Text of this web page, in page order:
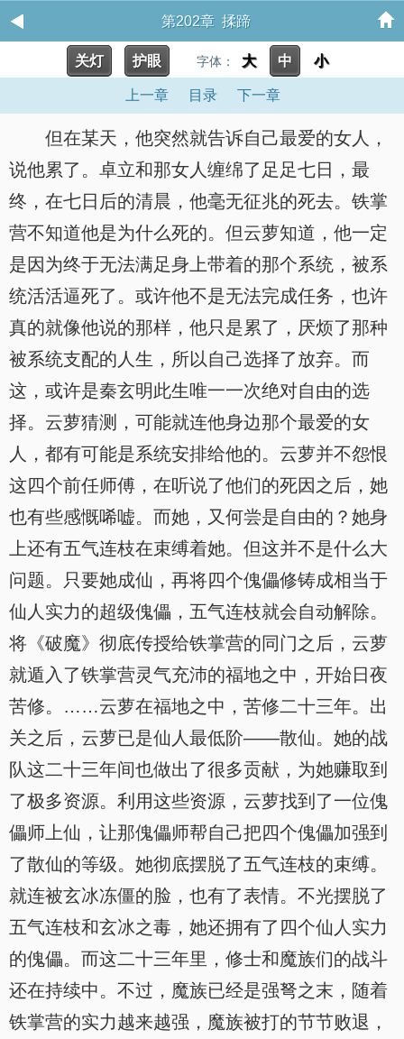
第202章 揉蹄
关灯 护眼 字体： 大 中 小
上一章 目录 下一章
但在某天，他突然就告诉自己最爱的女人，
说他累了。卓立和那女人缠绵了足足七日，最
终，在七日后的清晨，他毫无征兆的死去。铁掌
营不知道他是为什么死的。但云萝知道，他一定
是因为终于无法满足身上带着的那个系统，被系
统活活逼死了。或许他不是无法完成任务，也许
真的就像他说的那样，他只是累了，厌烦了那种
被系统支配的人生，所以自己选择了放弃。而
这，或许是秦玄明此生唯一一次绝对自由的选
择。云萝猜测，可能就连他身边那个最爱的女
人，都有可能是系统安排给他的。云萝并不怨恨
这四个前任师傅，在听说了他们的死因之后，她
也有些感慨唏嘘。而她，又何尝是自由的？她身
上还有五气连枝在束缚着她。但这并不是什么大
问题。只要她成仙，再将四个傀儡修铸成相当于
仙人实力的超级傀儡，五气连枝就会自动解除。
将《破魔》彻底传授给铁掌营的同门之后，云萝
就遁入了铁掌营灵气充沛的福地之中，开始日夜
苦修。……云萝在福地之中，苦修二十三年。出
关之后，云萝已是仙人最低阶——散仙。她的战
队这二十三年间也做出了很多贡献，为她赚取到
了极多资源。利用这些资源，云萝找到了一位傀
儡师上仙，让那傀儡师帮自己把四个傀儡加强到
了散仙的等级。她彻底摆脱了五气连枝的束缚。
就连被玄冰冻僵的脸，也有了表情。不光摆脱了
五气连枝和玄冰之毒，她还拥有了四个仙人实力
的傀儡。而这二十三年里，修士和魔族们的战斗
还在持续中。不过，魔族已经是强弩之末，随着
铁掌营的实力越来越强，魔族被打的节节败退，